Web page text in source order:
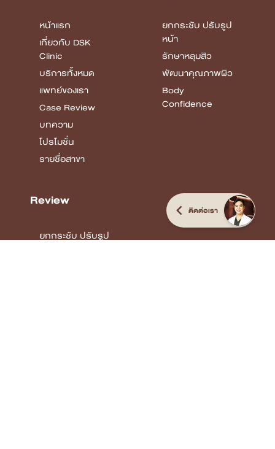
หน้าแรก
เกี่ยวกับ DSK
Clinic
บริการทั้งหมด
แพทย์ของเรา
Case Review
บทความ
โปรโมชั่น
รายชื่อสาขา
ยกกระชับ ปรับรูป
หน้า
รักษาหลุมสิว
พัฒนาคุณภาพผิว
Body
Confidence
Review
ยกกระชับ ปรับรูป
ติดต่อเรา